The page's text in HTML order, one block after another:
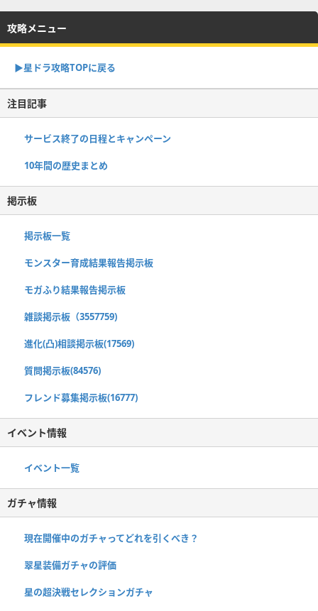
攻略メニュー
▶︎星ドラ攻略TOPに戻る
注目記事
サービス終了の日程とキャンペーン
10年間の歴史まとめ
掲示板
掲示板一覧
モンスター育成結果報告掲示板
モガふり結果報告掲示板
雑談掲示板（3557759)
進化(凸)相談掲示板(17569)
質問掲示板(84576)
フレンド募集掲示板(16777)
イベント情報
イベント一覧
ガチャ情報
現在開催中のガチャってどれを引くべき？
翠星装備ガチャの評価
星の超決戦セレクションガチャ